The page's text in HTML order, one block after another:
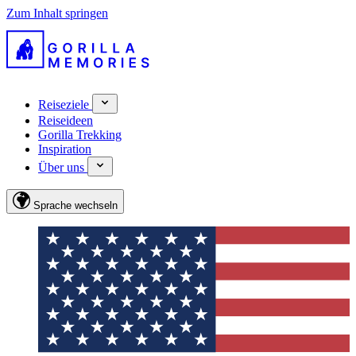
Zum Inhalt springen
Reiseziele
Reiseideen
Gorilla Trekking
Inspiration
Über uns
Sprache wechseln